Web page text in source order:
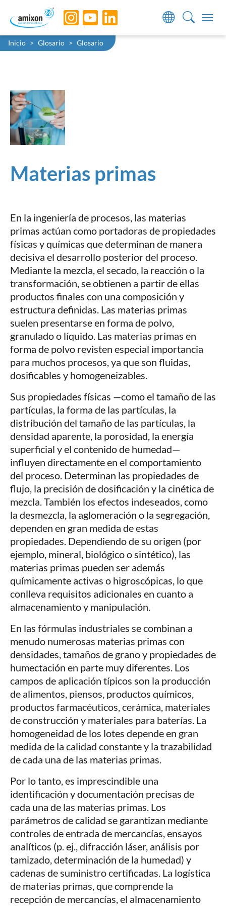
Skip to main navigation
Skip to main content
Skip to page footer
You are here:
Inicio Glosario Glosario
Materias primas
En la ingeniería de procesos, las materias
primas actúan como portadoras de propiedades
físicas y químicas que determinan de manera
decisiva el desarrollo posterior del proceso.
Mediante la mezcla, el secado, la reacción o la
transformación, se obtienen a partir de ellas
productos finales con una composición y
estructura definidas. Las materias primas
suelen presentarse en forma de polvo,
granulado o líquido. Las materias primas en
forma de polvo revisten especial importancia
para muchos procesos, ya que son fluidas,
dosificables y homogeneizables.
Sus propiedades físicas —como el tamaño de las
partículas, la forma de las partículas, la
distribución del tamaño de las partículas, la
densidad aparente, la porosidad, la energía
superficial y el contenido de humedad—
influyen directamente en el comportamiento
del proceso. Determinan las propiedades de
flujo, la precisión de dosificación y la cinética de
mezcla. También los efectos indeseados, como
la desmezcla, la aglomeración o la segregación,
dependen en gran medida de estas
propiedades. Dependiendo de su origen (por
ejemplo, mineral, biológico o sintético), las
materias primas pueden ser además
químicamente activas o higroscópicas, lo que
conlleva requisitos adicionales en cuanto a
almacenamiento y manipulación.
En las fórmulas industriales se combinan a
menudo numerosas materias primas con
densidades, tamaños de grano y propiedades de
humectación en parte muy diferentes. Los
campos de aplicación típicos son la producción
de alimentos, piensos, productos químicos,
productos farmacéuticos, cerámica, materiales
de construcción y materiales para baterías. La
homogeneidad de los lotes depende en gran
medida de la calidad constante y la trazabilidad
de cada una de las materias primas.
Por lo tanto, es imprescindible una
identificación y documentación precisas de
cada una de las materias primas. Los
parámetros de calidad se garantizan mediante
controles de entrada de mercancías, ensayos
analíticos (p. ej., difracción láser, análisis por
tamizado, determinación de la humedad) y
cadenas de suministro certificadas. La logística
de materias primas, que comprende la
recepción de mercancías, el almacenamiento